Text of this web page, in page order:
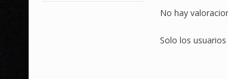
No hay
Solo los